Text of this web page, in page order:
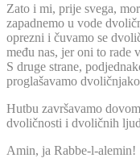
Zato i mi, prije svega,
zapadnemo u vode
oprezni i čuvamo se
među nas, jer oni to rade
S druge strane,
proglašavamo
Hutbu završavamo
dvoličnosti i dvoličnih
Amin, ja Rabbe-l-alemin!